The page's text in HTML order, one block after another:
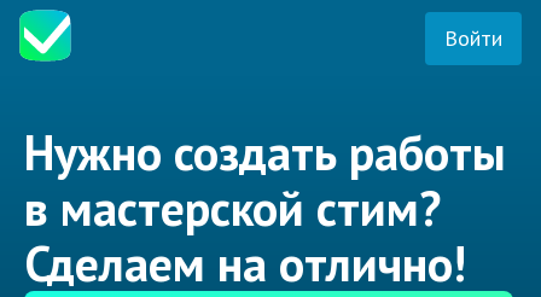
Войти
Нужно создать работы
в мастерской стим?
Сделаем на отлично!